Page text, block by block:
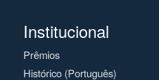
Institucional
Prêmios
Histórico (Português)